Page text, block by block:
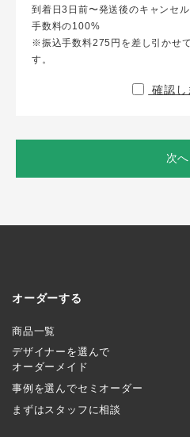
到着日3日前〜発送後のキャンセ
手数料の100%
※振込手数料275円を差し引かせ
す。
確認し
次へ
オーダーする
商品一覧
デザイナーを選んで
オーダーメイド
事例を選んでセミオーダー
まずはスタッフに相談